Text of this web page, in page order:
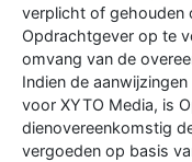
verplicht of gehouden
Opdrachtgever op te
omvang van de
Indien de
voor XYTO Media, is
dienovereenkomstig
vergoeden op basis